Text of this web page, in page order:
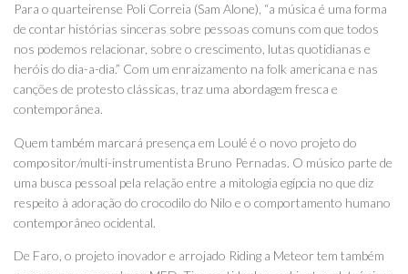
Para o quarteirense Poli Correia (Sam Alone), “a música é uma forma
de contar histórias sinceras sobre pessoas comuns com que todos
nos podemos relacionar, sobre o crescimento, lutas quotidianas e
heróis do dia-a-dia.” Com um enraizamento na folk americana e nas
canções de protesto clássicas, traz uma abordagem fresca e
contemporânea.
Quem também marcará presença em Loulé é o novo projeto do
compositor/multi-instrumentista Bruno Pernadas. O músico parte de
uma busca pessoal pela relação entre a mitologia egípcia no que diz
respeito à adoração do crocodilo do Nilo e o comportamento humano
contemporâneo ocidental.
De Faro, o projeto inovador e arrojado Riding a Meteor tem também